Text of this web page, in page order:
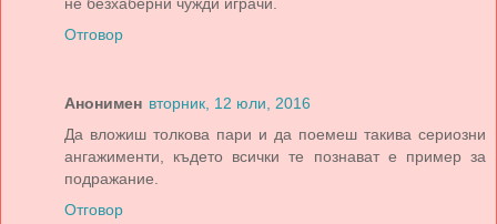
Отговор
Анонимен вторник, 12 юли, 2016
Да вложиш толкова пари и да поемеш такива сериозни
ангажименти, където всички те познават е пример за
подражание.
Отговор